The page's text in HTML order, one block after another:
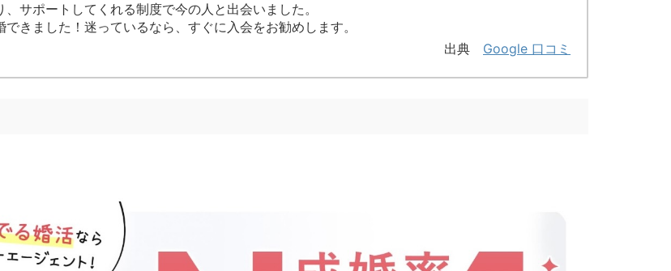
サポートしてくれる制度で今の人と出会いました。
きました！迷っているなら、すぐに入会をお勧めします。
出典 Google 口コミ